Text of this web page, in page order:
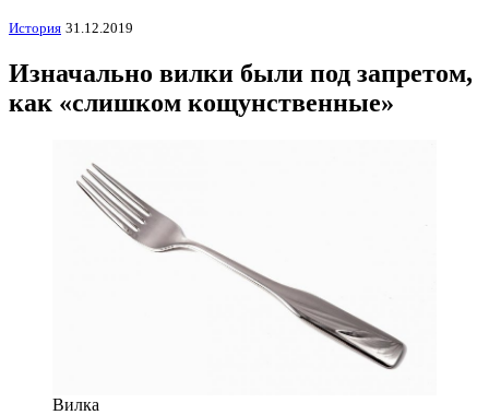
История 31.12.2019
Изначально вилки были под запретом,
как «слишком кощунственные»
Вилка